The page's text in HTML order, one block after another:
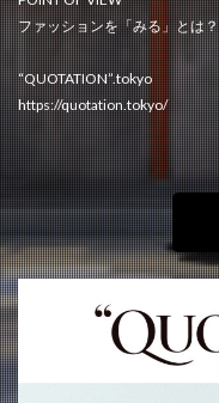
ファッションを「みる」とは？
“QUOTATION”.tokyo
https://quotation.tokyo/